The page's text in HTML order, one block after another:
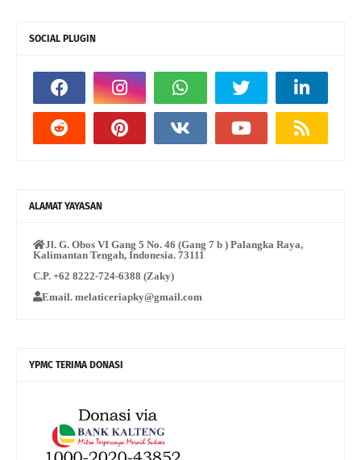
SOCIAL PLUGIN
ALAMAT YAYASAN
Jl. G. Obos VI Gang 5 No. 46 (Gang 7 b ) Palangka Raya,
Kalimantan Tengah, Indonesia. 73111
C.P. +62 8222-724-6388 (Zaky)
Email. melaticeriapky@gmail.com
YPMC TERIMA DONASI